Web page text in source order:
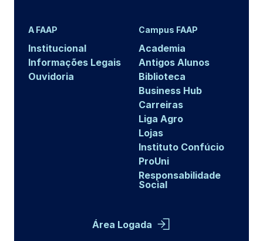
A FAAP
Institucional
Informações Legais
Ouvidoria
Campus FAAP
Academia
Antigos Alunos
Biblioteca
Business Hub
Carreiras
Liga Agro
Lojas
Instituto Confúcio
ProUni
Responsabilidade
Social
Área Logada